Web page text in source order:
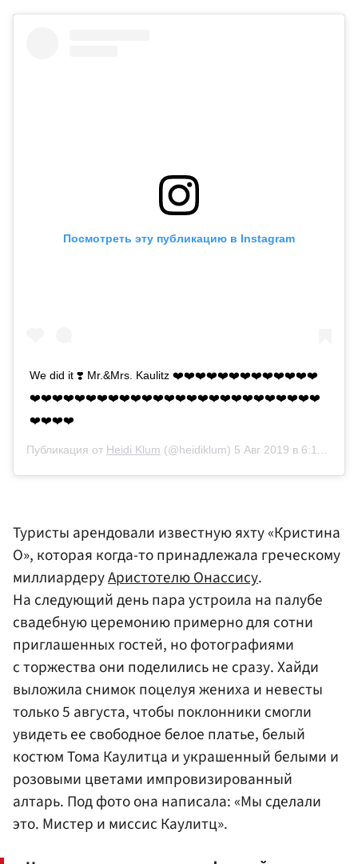
Посмотреть эту публикацию в Instagram
We did it ❣️ Mr.&Mrs. Kaulitz ❤️❤️❤️❤️❤️❤️❤️❤️❤️❤️❤️❤️❤️
❤️❤️❤️❤️❤️❤️❤️❤️❤️❤️❤️❤️❤️❤️❤️❤️❤️❤️❤️❤️❤️❤️❤️❤️❤️❤️
❤️❤️❤️❤️
Публикация от Heidi Klum (@heidiklum) 5 Авг 2019 в 6:11 PDT
Туристы арендовали известную яхту «Кристина
О», которая когда-то принадлежала греческому
миллиардеруАристотелю Онассису.
На следующий день пара устроила на палубе
свадебную церемонию примерно для сотни
приглашенных гостей, но фотографиями
с торжества они поделились не сразу. Хайди
выложила снимок поцелуя жениха и невесты
только 5 августа, чтобы поклонники смогли
увидеть ее свободное белое платье, белый
костюм Тома Каулитца и украшенный белыми и
розовыми цветами импровизированный
алтарь. Под фото она написала: «Мы сделали
это. Мистер и миссис Каулитц».